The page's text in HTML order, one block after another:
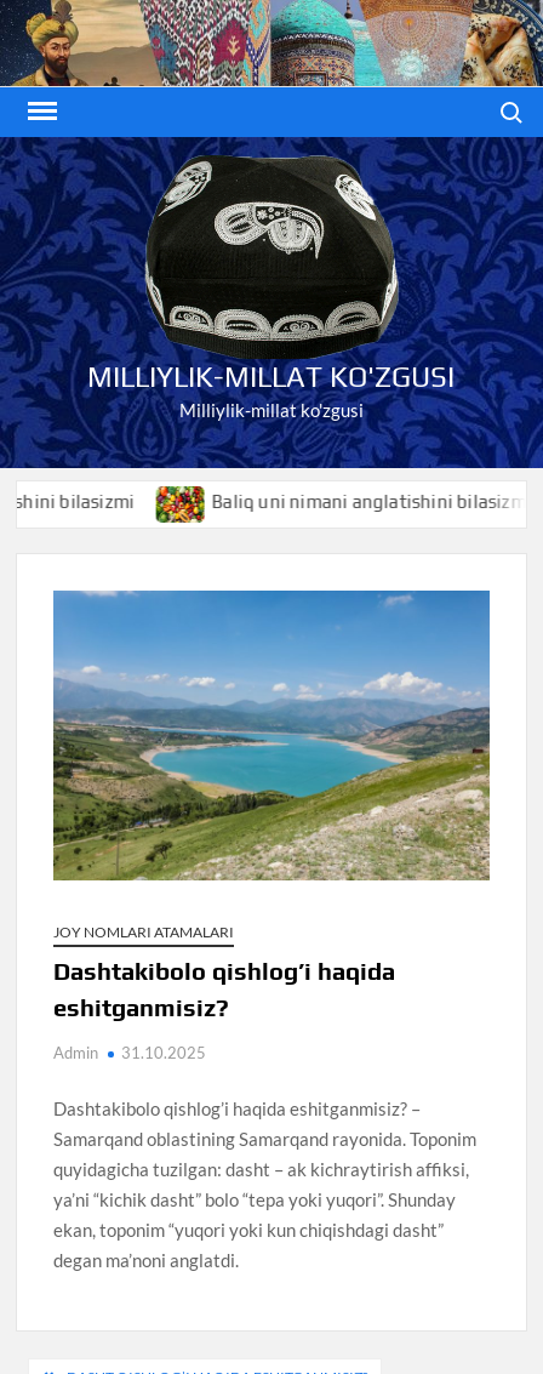
Skip
to
content
MILLIYLIK-MILLAT KO'ZGUSI
Milliylik-millat ko'zgusi
bilasizmi Baliq uni nimani anglatishini bilasizmi
JOY NOMLARI ATAMALARI
Dashtakibolo qishlog’i haqida
eshitganmisiz?
Admin 31.10.2025
Dashtakibolo qishlog’i haqida eshitganmisiz? –
Samarqand oblastining Samarqand rayonida. Toponim
quyidagicha tuzilgan: dasht – ak kichraytirish affiksi,
ya’ni “kichik dasht” bolo “tepa yoki yuqori”. Shunday
ekan, toponim “yuqori yoki kun chiqishdagi dasht”
degan ma’noni anglatdi.